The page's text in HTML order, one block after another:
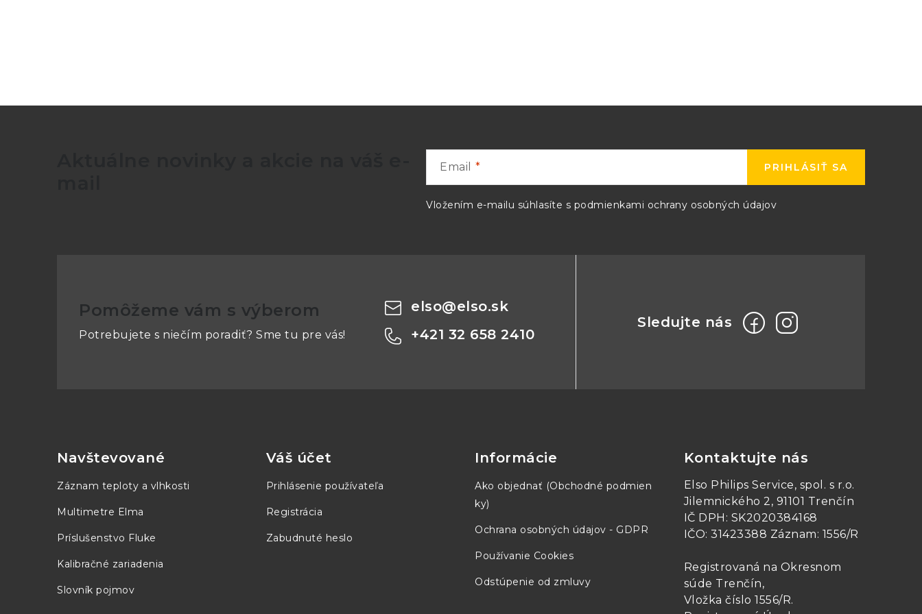
±4% from 0% to 100%
Protection degree
Connection USB
Compliancy - EN12830
Email
Vložením e-mailu súhlasíte s podmienkami ochrany osobných údajov
PRIHLÁSIŤ SA
Pomôžeme vám s výberom
Potrebujete s niečím poradiť? Sme tu pre vás!
elso@elso.sk
+421 32 658 2410
Navštevované
Záznam teploty a vlhkosti
Multimetre Elma
Príslušenstvo Fluke
Kalibračné zariadenia
Slovník pojmov
Váš účet
Prihlásenie používateľa
Registrácia
Zabudnuté heslo
Informácie
Ako objednať (Obchodné podmien
ky)
Ochrana osobných údajov - GDPR
Používanie Cookies
Odstúpenie od zmluvy
Kontaktujte nás
Elso Philips Service, spol. s r.o.
Jilemnického 2, 91101 Trenčín
IČ DPH: SK2020384168
IČO: 31423388 Záznam: 1556/R
Registrovaná na Okresnom
súde Trenčín,
Vložka číslo 1556/R.